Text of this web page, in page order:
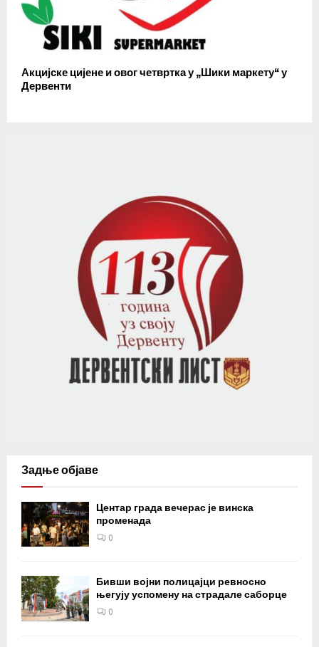
Акцијске цијене и овог четвртка у „Шики маркету“ у
Дервенти
Задње објаве
Центар града вечерас је винска
променада
0
Бивши војни полицајци ревносно
његују успомену на страдале саборце
0